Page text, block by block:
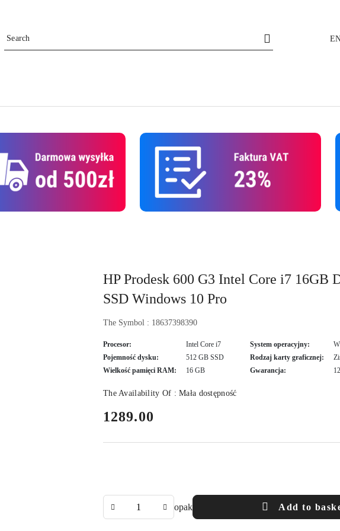
HP Prodesk 600 G3 Intel Core i7 16GB
SSD Windows 10 Pro
The Symbol : 18637398390
Procesor: Intel Core i7 System operacyjny:
Pojemność dysku:
512 GB SSD Rodzaj karty graficznej:
Wielkość pamięci RAM:
16 GB Gwarancja:
The Availability Of :Mała dostępność
price:
1289.00
opak Add to